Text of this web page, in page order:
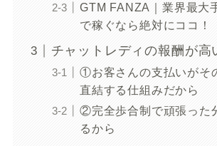
GTM FANZA｜業界最大
で稼ぐなら絶対にココ！
チャットレディの報酬が高
①お客さんの支払いがそ
直結する仕組みだから
②完全歩合制で頑張った
るから